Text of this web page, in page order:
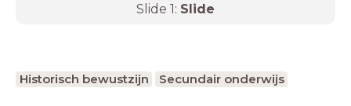
Slide 1: Slide
Historisch bewustzijn Secundair onderwijs